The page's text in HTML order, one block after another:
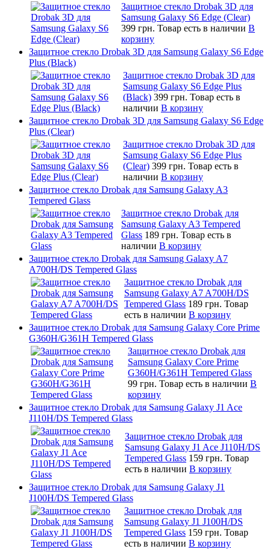
Защитное стекло Drobak 3D для
Samsung Galaxy S6 Edge (Clear)
399 грн. Товар есть в наличии В
корзину
Защитное стекло Drobak 3D для Samsung Galaxy S6 Edge
Plus (Black)
Защитное стекло Drobak 3D для
Samsung Galaxy S6 Edge Plus
(Black) 399 грн. Товар есть в
наличии В корзину
Защитное стекло Drobak 3D для Samsung Galaxy S6 Edge
Plus (Clear)
Защитное стекло Drobak 3D для
Samsung Galaxy S6 Edge Plus
(Clear) 399 грн. Товар есть в
наличии В корзину
Защитное стекло Drobak для Samsung Galaxy A3
Tempered Glass
Защитное стекло Drobak для
Samsung Galaxy A3 Tempered
Glass 189 грн. Товар есть в
наличии В корзину
Защитное стекло Drobak для Samsung Galaxy A7
A700H/DS Tempered Glass
Защитное стекло Drobak для
Samsung Galaxy A7 A700H/DS
Tempered Glass 189 грн. Товар
есть в наличии В корзину
Защитное стекло Drobak для Samsung Galaxy Core Prime
G360H/G361H Tempered Glass
Защитное стекло Drobak для
Samsung Galaxy Core Prime
G360H/G361H Tempered Glass
99 грн. Товар есть в наличии В
корзину
Защитное стекло Drobak для Samsung Galaxy J1 Ace
J110H/DS Tempered Glass
Защитное стекло Drobak для
Samsung Galaxy J1 Ace J110H/DS
Tempered Glass 159 грн. Товар
есть в наличии В корзину
Защитное стекло Drobak для Samsung Galaxy J1
J100H/DS Tempered Glass
Защитное стекло Drobak для
Samsung Galaxy J1 J100H/DS
Tempered Glass 159 грн. Товар
есть в наличии В корзину